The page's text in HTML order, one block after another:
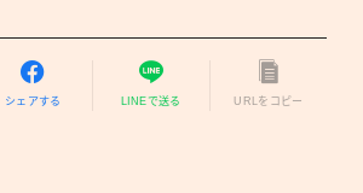
シェアする LINEで送る URLをコピー